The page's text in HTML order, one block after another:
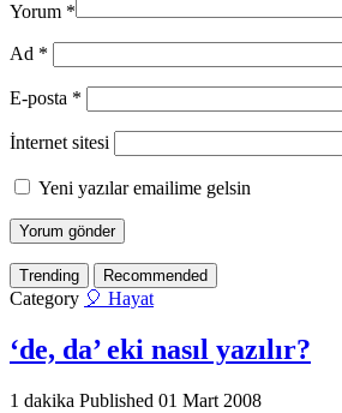
Yorum *
Ad *
E-posta *
İnternet sitesi
Yeni yazılar emailime gelsin
Trending Recommended
Category 🎈 Hayat
‘de, da’ eki nasıl yazılır?
1 dakika Published 01 Mart 2008